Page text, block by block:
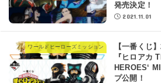
発売決定！
2021.11.01
ワールドヒーローズミッション
【一番くじ
『ヒロアカ
HEROES‘
プ公開！